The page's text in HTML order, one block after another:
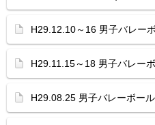
H29.12.10～16 男子バレー
H29.11.15～18 男子バレー
H29.08.25 男子バレーボー